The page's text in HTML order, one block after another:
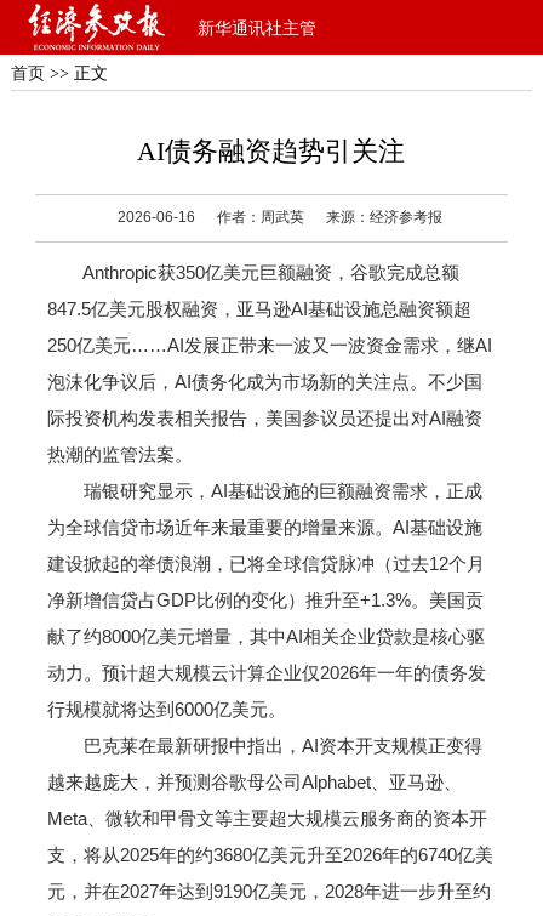
新华通讯社主管
首页 >> 正文
AI债务融资趋势引关注
2026-06-16 作者：周武英 来源：经济参考报
Anthropic获350亿美元巨额融资，谷歌完成总额
847.5亿美元股权融资，亚马逊AI基础设施总融资额超
250亿美元……AI发展正带来一波又一波资金需求，继AI
泡沫化争议后，AI债务化成为市场新的关注点。不少国
际投资机构发表相关报告，美国参议员还提出对AI融资
热潮的监管法案。
瑞银研究显示，AI基础设施的巨额融资需求，正成
为全球信贷市场近年来最重要的增量来源。AI基础设施
建设掀起的举债浪潮，已将全球信贷脉冲（过去12个月
净新增信贷占GDP比例的变化）推升至+1.3%。美国贡
献了约8000亿美元增量，其中AI相关企业贷款是核心驱
动力。预计超大规模云计算企业仅2026年一年的债务发
行规模就将达到6000亿美元。
巴克莱在最新研报中指出，AI资本开支规模正变得
越来越庞大，并预测谷歌母公司Alphabet、亚马逊、
Meta、微软和甲骨文等主要超大规模云服务商的资本开
支，将从2025年的约3680亿美元升至2026年的6740亿美
元，并在2027年达到9190亿美元，2028年进一步升至约